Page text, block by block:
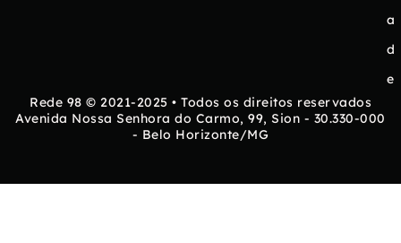
a
d
e
Rede 98 © 2021-2025 • Todos os direitos reservados
Avenida Nossa Senhora do Carmo, 99, Sion - 30.330-000
- Belo Horizonte/MG